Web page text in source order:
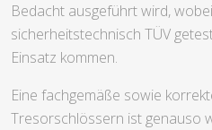
Bedacht ausgeführt wird,
sicherheitstechnisch TÜV
Einsatz kommen.
Eine fachgemäße sowie
Tresorschlössern ist genauso